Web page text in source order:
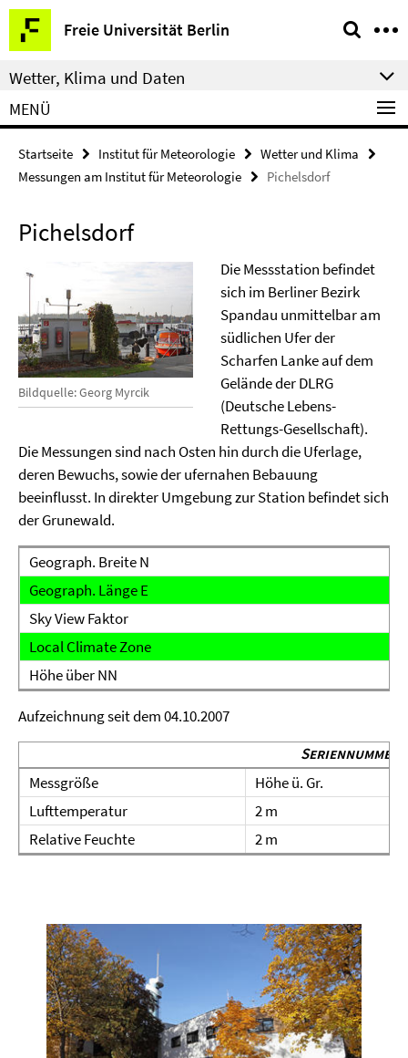
Springe
direkt
zu
Inhalt
Freie Universität Berlin
Service-
Navigation
Wetter, Klima und Daten
MENÜ
Startseite Institut für Meteorologie
Wetter und Klima
Messungen am Institut für Meteorologie
Pichelsdorf
Pichelsdorf
Bildquelle: Georg Myrcik
Die Messstation befindet
sich im Berliner Bezirk
Spandau unmittelbar am
südlichen Ufer der
Scharfen Lanke auf dem
Gelände der DLRG
(Deutsche Lebens-
Rettungs-Gesellschaft).
Die Messungen sind nach Osten hin durch die Uferlage,
deren Bewuchs, sowie der ufernahen Bebauung
beeinflusst. In direkter Umgebung zur Station befindet sich
der Grunewald.
Geograph. Breite N
Geograph. Länge E
Sky View Faktor
Local Climate Zone
Höhe über NN
Aufzeichnung seit dem 04.10.2007
Seriennummer:
Messgröße
Höhe ü. Gr.
Lufttemperatur
2 m
Relative Feuchte
2 m